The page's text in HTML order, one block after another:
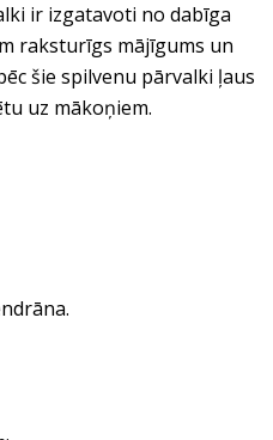
ir izgatavoti no dabīga
raksturīgs mājīgums un
šie spilvenu pārvalki ļaus
uz mākoņiem.